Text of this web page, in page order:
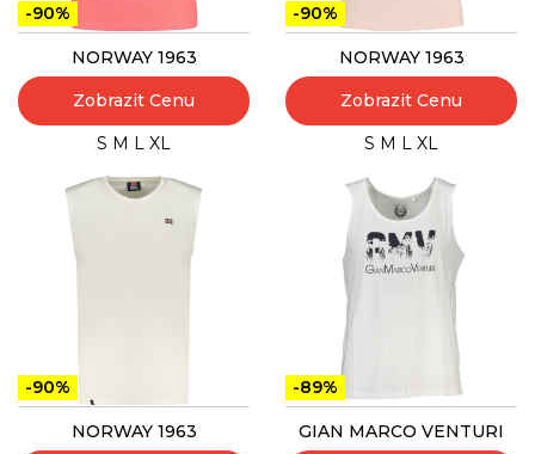
-90%
NORWAY 1963
Zobrazit Cenu
S M L XL
-90%
NORWAY 1963
Zobrazit Cenu
S M L XL
-90%
NORWAY 1963
-89%
GIAN MARCO VENTURI